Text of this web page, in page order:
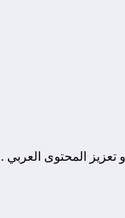
أهدفها المساهمة في إثراء و